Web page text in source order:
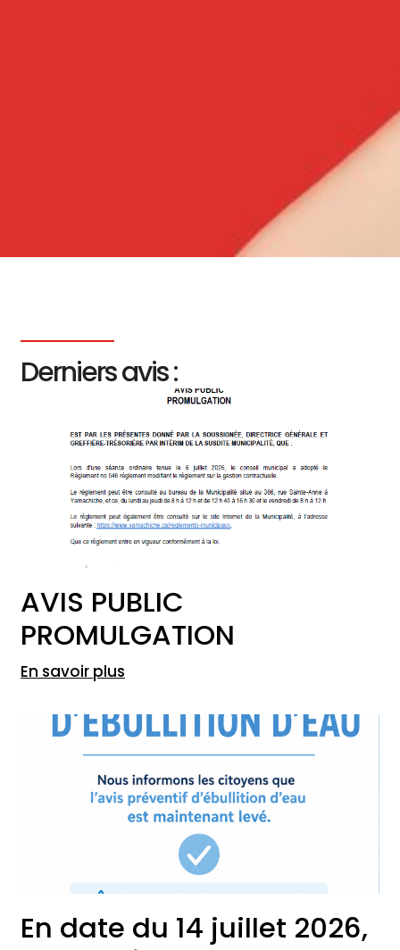
Derniers avis :
AVIS PUBLIC
PROMULGATION
En savoir plus
En date du 14 juillet 2026,